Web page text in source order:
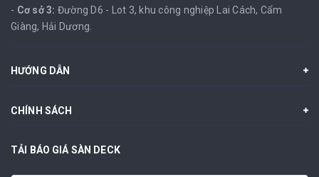
- Cơ sở 3: Đường D6 - Lot 3, khu công nghiệp Lai Cách, Cẩm
Giàng, Hải Dương.
HƯỚNG DẪN
CHÍNH SÁCH
TẢI BÁO GIÁ SÀN DECK